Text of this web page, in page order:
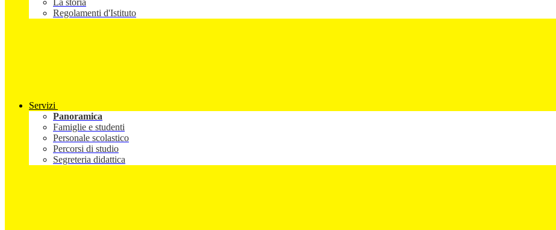
La storia
Regolamenti d'Istituto
Servizi
Panoramica
Famiglie e studenti
Personale scolastico
Percorsi di studio
Segreteria didattica